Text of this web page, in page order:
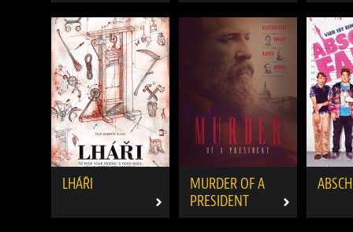
LHÁŘI
MURDER OF A
PRESIDENT